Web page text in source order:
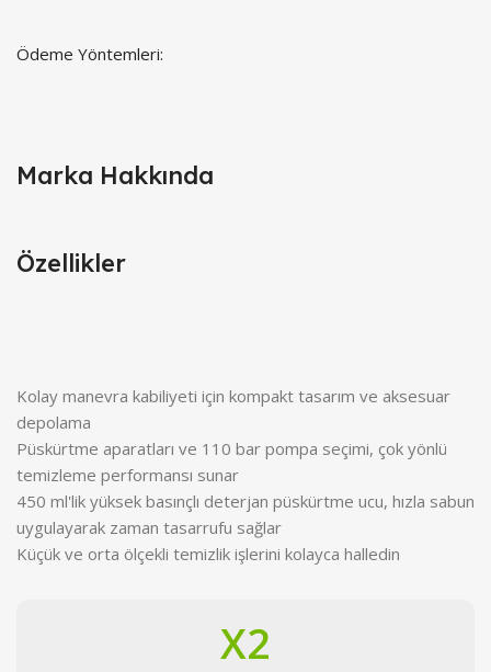
Ödeme Yöntemleri:
Özellikler
Kolay manevra kabiliyeti için kompakt tasarım ve aksesuar
depolama
Püskürtme aparatları ve 110 bar pompa seçimi, çok yönlü
temizleme performansı sunar
450 ml'lik yüksek basınçlı deterjan püskürtme ucu, hızla sabun
uygulayarak zaman tasarrufu sağlar
Küçük ve orta ölçekli temizlik işlerini kolayca halledin
X2
Marka Hakkında